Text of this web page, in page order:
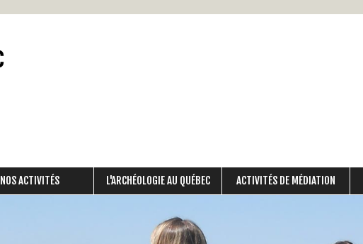
Aller
NOS ACTIVITÉS L'ARCHÉOLOGIE AU QUÉBEC ACTIVITÉS DE MÉDIATION